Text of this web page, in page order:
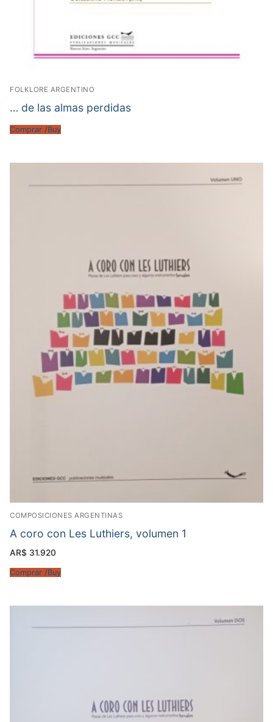
FOLKLORE ARGENTINO
… de las almas perdidas
Comprar /Buy
COMPOSICIONES ARGENTINAS
A coro con Les Luthiers, volumen 1
AR$ 31.920
Comprar /Buy